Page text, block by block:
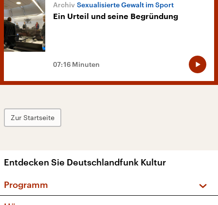
Sexualisierte Gewalt im Sport
Ein Urteil und seine Begründung
07:16 Minuten
Zur Startseite
Entdecken Sie Deutschlandfunk Kultur
Programm